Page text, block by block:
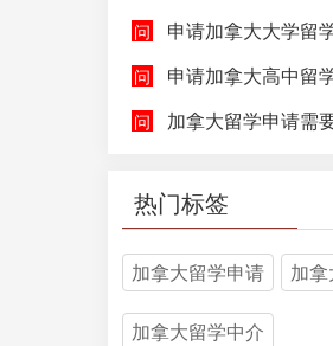
申请加拿大大学留学的条件是什么，如何申请加拿大大学留
申请加拿大高中留学的材料有哪些，
加拿大留学申请需要满
热门标签
加拿大留学申请 加
加拿大留学中介